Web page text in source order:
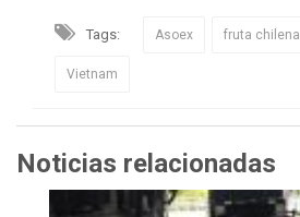
Tags: Asoex fruta chilena
Vietnam
Noticias relacionadas